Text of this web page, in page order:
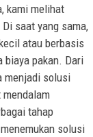
kami melihat
saat yang sama,
atau berbasis
biaya pakan. Dari
menjadi solusi
tahap
solusi